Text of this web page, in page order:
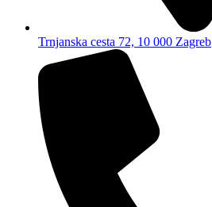
Trnjanska cesta 72, 10 000 Zagreb